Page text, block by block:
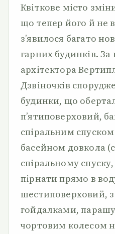
Квіткове місто
що тепер його й не
з’явилося багато
гарних будинків.
архітектора
Дзвіночків
будинки, що
п’ятиповерховий,
спіральним
басейном довкола
спіральному
пірнати прямо в
шестиповерховий,
гойдалками,
чортовим колесом